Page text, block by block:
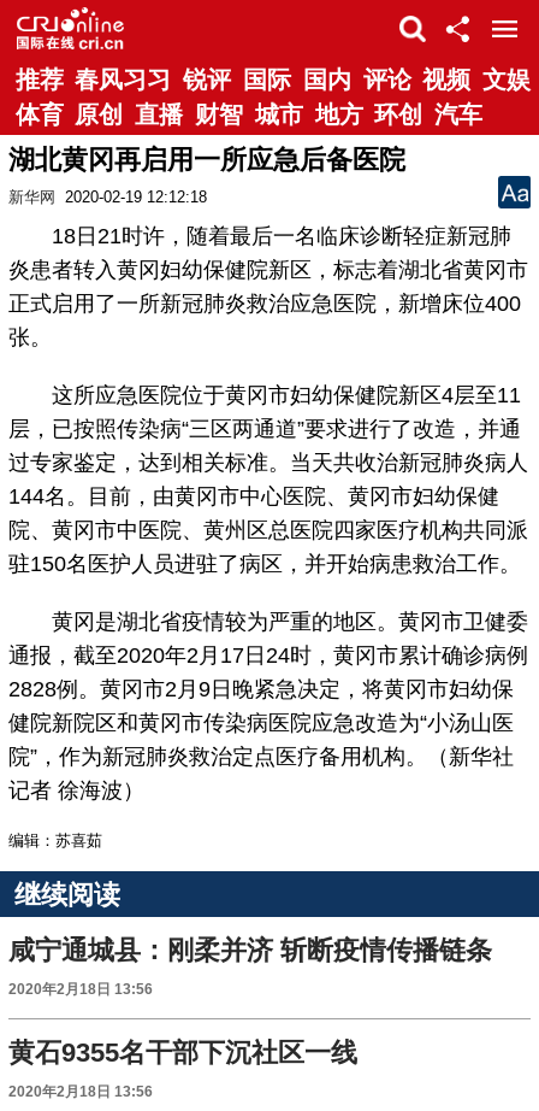
推荐 春风习习 锐评 国际 国内 评论 视频 文娱
体育 原创 直播 财智 城市 地方 环创 汽车
湖北黄冈再启用一所应急后备医院
新华网 2020-02-19 12:12:18
18日21时许，随着最后一名临床诊断轻症新冠肺
炎患者转入黄冈妇幼保健院新区，标志着湖北省黄冈市
正式启用了一所新冠肺炎救治应急医院，新增床位400
张。
这所应急医院位于黄冈市妇幼保健院新区4层至11
层，已按照传染病“三区两通道”要求进行了改造，并通
过专家鉴定，达到相关标准。当天共收治新冠肺炎病人
144名。目前，由黄冈市中心医院、黄冈市妇幼保健
院、黄冈市中医院、黄州区总医院四家医疗机构共同派
驻150名医护人员进驻了病区，并开始病患救治工作。
黄冈是湖北省疫情较为严重的地区。黄冈市卫健委
通报，截至2020年2月17日24时，黄冈市累计确诊病例
2828例。黄冈市2月9日晚紧急决定，将黄冈市妇幼保
健院新院区和黄冈市传染病医院应急改造为“小汤山医
院”，作为新冠肺炎救治定点医疗备用机构。（新华社
记者 徐海波）
编辑：苏喜茹
继续阅读
咸宁通城县：刚柔并济 斩断疫情传播链条
2020年2月18日 13:56
黄石9355名干部下沉社区一线
2020年2月18日 13:56